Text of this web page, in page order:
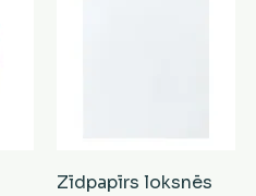
Zīdpapīrs loksnēs